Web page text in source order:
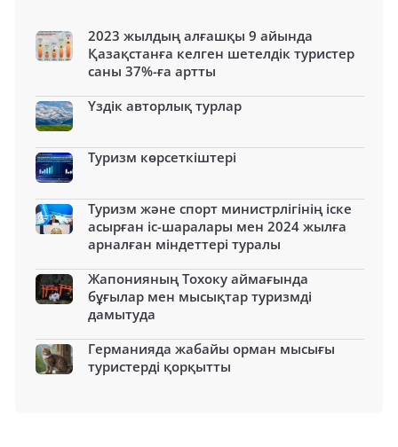
2023 жылдың алғашқы 9 айында
Қазақстанға келген шетелдік туристер
саны 37%-ға артты
Үздік авторлық турлар
Туризм көрсеткіштері
Туризм және спорт министрлігінің іске
асырған іс-шаралары мен 2024 жылға
арналған міндеттері туралы
Жапонияның Тохоку аймағында
бұғылар мен мысықтар туризмді
дамытуда
Германияда жабайы орман мысығы
туристерді қорқытты